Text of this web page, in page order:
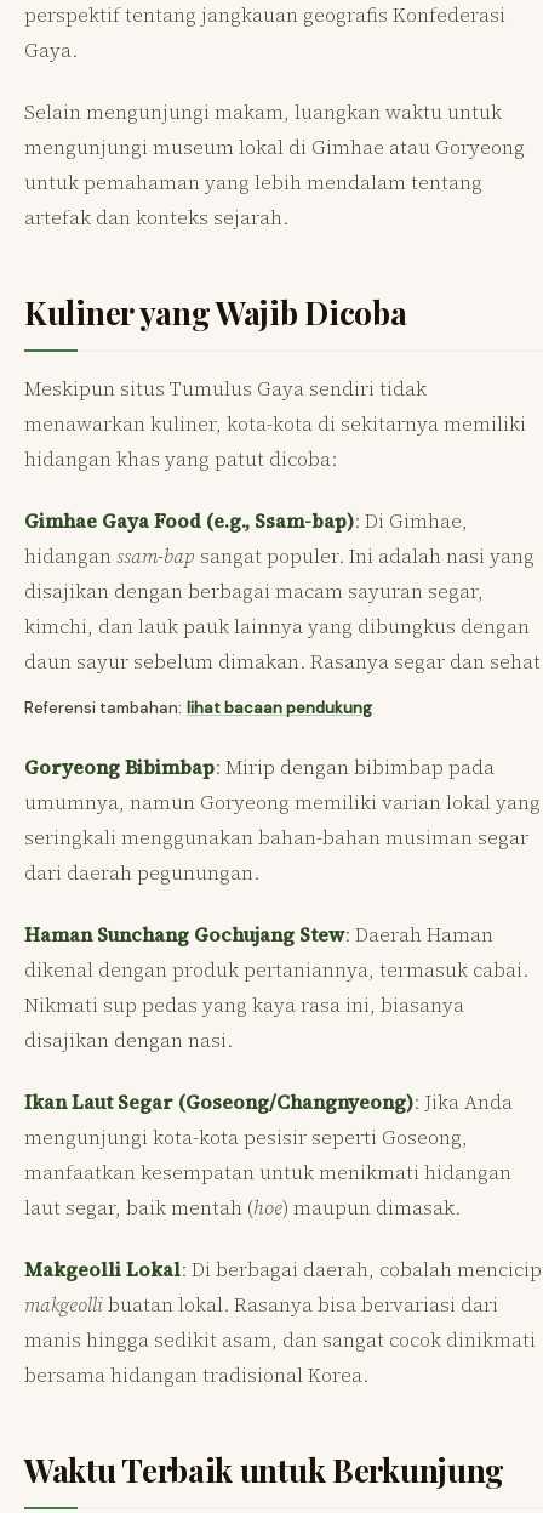
perspektif tentang jangkauan geografis Konfederasi
Gaya.
Selain mengunjungi makam, luangkan waktu untuk
mengunjungi museum lokal di Gimhae atau Goryeong
untuk pemahaman yang lebih mendalam tentang
artefak dan konteks sejarah.
Kuliner yang Wajib Dicoba
Meskipun situs Tumulus Gaya sendiri tidak
menawarkan kuliner, kota-kota di sekitarnya memiliki
hidangan khas yang patut dicoba:
Gimhae Gaya Food (e.g., Ssam-bap): Di Gimhae,
hidanganssam-bap sangat populer. Ini adalah nasi yang
disajikan dengan berbagai macam sayuran segar,
kimchi, dan lauk pauk lainnya yang dibungkus dengan
daun sayur sebelum dimakan. Rasanya segar dan
Referensi tambahan: lihat bacaan pendukung
Goryeong Bibimbap: Mirip dengan bibimbap pada
umumnya, namun Goryeong memiliki varian lokal yang
seringkali menggunakan bahan-bahan musiman segar
dari daerah pegunungan.
Haman Sunchang Gochujang Stew: Daerah Haman
dikenal dengan produk pertaniannya, termasuk cabai.
Nikmati sup pedas yang kaya rasa ini, biasanya
disajikan dengan nasi.
Ikan Laut Segar (Goseong/Changnyeong): Jika Anda
mengunjungi kota-kota pesisir seperti Goseong,
manfaatkan kesempatan untuk menikmati hidangan
laut segar, baik mentah (hoe) maupun dimasak.
Makgeolli Lokal: Di berbagai daerah, cobalah
makgeollibuatan lokal. Rasanya bisa bervariasi dari
manis hingga sedikit asam, dan sangat cocok dinikmati
bersama hidangan tradisional Korea.
Waktu Terbaik untuk Berkunjung